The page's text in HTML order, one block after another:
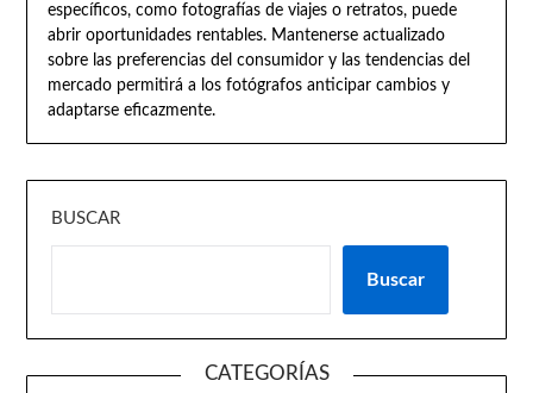
específicos, como fotografías de viajes o retratos, puede
abrir oportunidades rentables. Mantenerse actualizado
sobre las preferencias del consumidor y las tendencias del
mercado permitirá a los fotógrafos anticipar cambios y
adaptarse eficazmente.
BUSCAR
Buscar
CATEGORÍAS